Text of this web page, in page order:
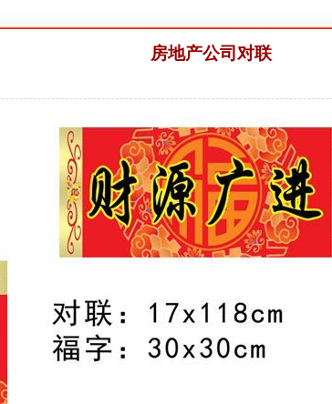
房地产公司对联